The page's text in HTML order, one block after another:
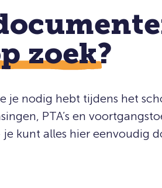
zoek?
nodig hebt tijdens het
PTA’s en
kunt alles hier eenvoudig